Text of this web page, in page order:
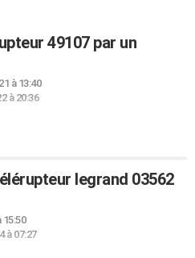
49107 par un
à 13:40
à 20:36
legrand 03562
15:50
à 07:27